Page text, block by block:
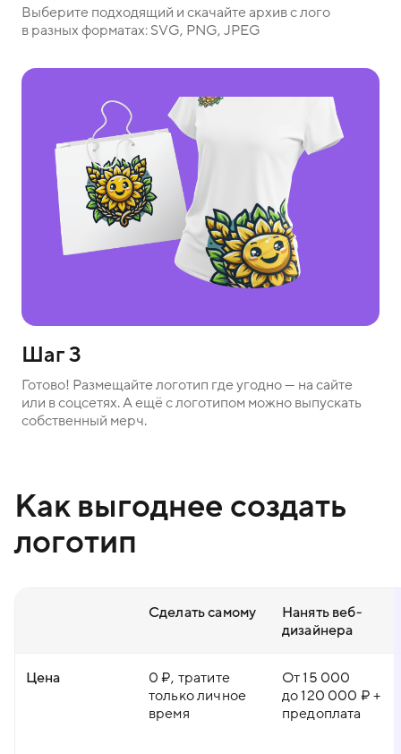
Выберите подходящий и скачайте архив с лого
в разных форматах: SVG, PNG, JPEG
Шаг 3
Готово! Размещайте логотип где угодно — на сайте
или в соцсетях. А ещё с логотипом можно выпускать
собственный мерч.
Как выгоднее создать
логотип
Сделать самому
Нанять веб-
дизайнера
Цена
0 ₽, тратите
только личное
время
От 15 000
до 120 000 ₽ +
предоплата